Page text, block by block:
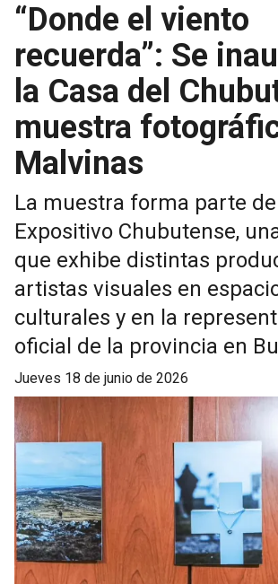
“Donde el viento
recuerda”: Se
la Casa del
muestra
Malvinas
La muestra forma parte
Expositivo Chubutense,
que exhibe distintas
artistas visuales en
culturales y en la
oficial de la provincia en
jueves 18 de junio de 2026